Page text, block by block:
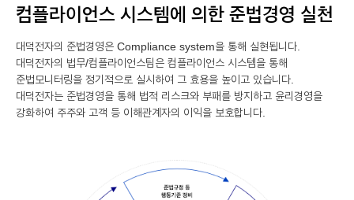
컴플라이언스 시스템에 의한 준법경영 실천
대덕전자의 준법경영은 Compliance system을 통해 실현됩니다.
대덕전자의 법무/컴플라이언스팀은 컴플라이언스 시스템을 통해
준법모니터링을 정기적으로 실시하여 그 효용을 높이고 있습니다.
대덕전자는 준법경영을 통해 법적 리스크와 부패를 방지하고 윤리경영을
강화하여 주주와 고객 등 이해관계자의 이익을 보호합니다.